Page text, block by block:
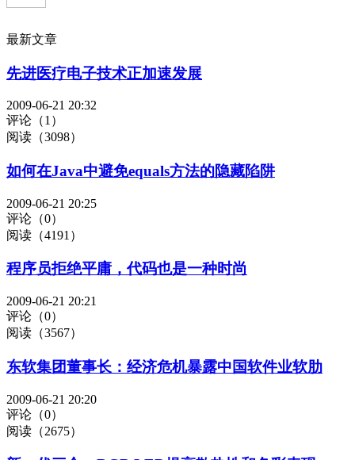
最新文章
先进医疗电子技术正加速发展
2009-06-21 20:32
评论（1）
阅读（3098）
如何在Java中避免equals方法的隐藏陷阱
2009-06-21 20:25
评论（0）
阅读（4191）
程序员拒绝平庸，代码也是一种时尚
2009-06-21 20:21
评论（0）
阅读（3567）
东软集团董事长：经济危机暴露中国软件业软肋
2009-06-21 20:20
评论（0）
阅读（2675）